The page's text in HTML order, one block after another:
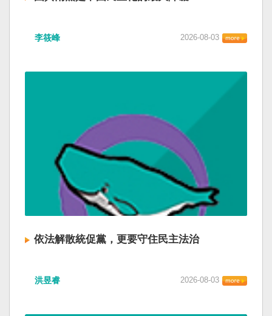
李筱峰 2026-08-03
依法解散統促黨，更要守住民主法治
洪昱睿 2026-08-03